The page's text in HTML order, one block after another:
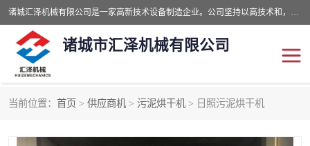
诸城汇泽机械有限公司是一家高新技术设备制造企业。公司坚持以高技术和，高服务于用户，以的环保机械制造设备赢的用户的信赖。现在主要生产死亡畜禽无害化处理和立式和卧式有机肥设备，搅拌机，烘干机，高温发酵机等。污水处理设备，固液分离机。气浮机，化制机等。公司秉承品质，用户至上，科技创新的经营理。
诸城市汇泽机械有限公司
当前位置： 首页 > 供应商机 > 污泥烘干机 > 日照污泥烘干机